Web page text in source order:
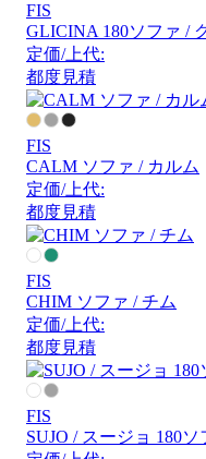
FIS
GLICINA 180ソファ /
定価/上代:
都度見積
FIS
CALM ソファ / カルム
定価/上代:
都度見積
FIS
CHIM ソファ / チム
定価/上代:
都度見積
FIS
SUJO / スージョ 180ソ